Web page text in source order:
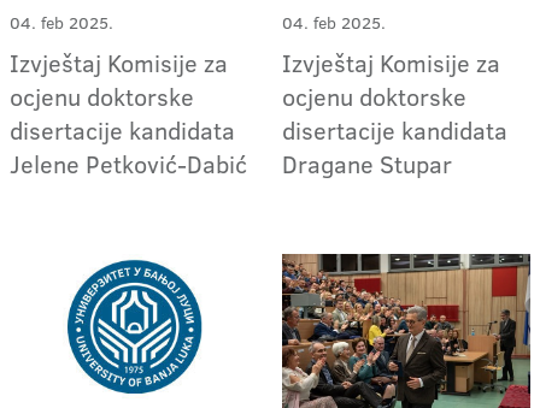
04. feb 2025.
Izvještaj Komisije za
ocjenu doktorske
disertacije kandidata
Jelene Petković-Dabić
04. feb 2025.
Izvještaj Komisije za
ocjenu doktorske
disertacije kandidata
Dragane Stupar